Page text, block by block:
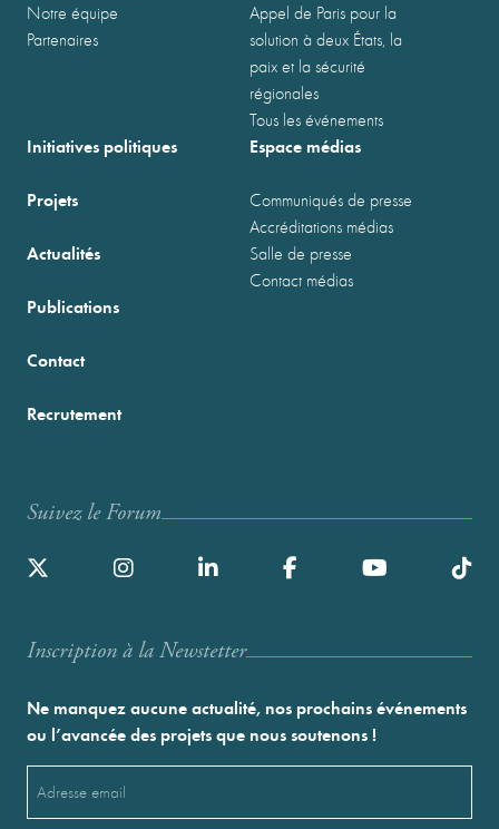
Notre équipe
Partenaires
Appel de Paris pour la
solution à deux États, la
paix et la sécurité
régionales
Tous les événements
Initiatives politiques
Projets
Actualités
Publications
Espace médias
Communiqués de presse
Accréditations médias
Salle de presse
Contact médias
Contact
Recrutement
Suivez le Forum
Inscription à la Newstetter
Ne manquez aucune actualité, nos prochains événements
ou l’avancée des projets que nous soutenons !
(Nécessaire)